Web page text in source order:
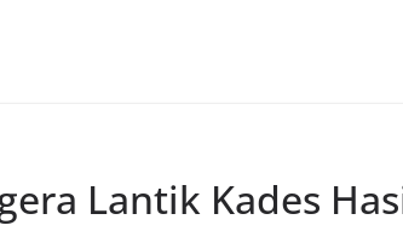
Lantik Kades